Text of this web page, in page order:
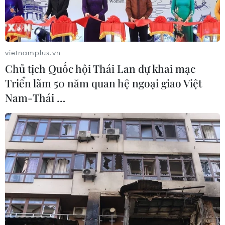
AS Roma thẳng tiến vào bán kết Champions League. (Nguồn:
Getty Images)
AS Roma đã tạo nên cơn địa chấn lớn nhất tại
Champions League mùa này khi giành chiến
vietnamplus.vn
Chủ tịch Quốc hội Thái Lan dự khai mạc
Triển lãm 50 năm quan hệ ngoại giao Việt
Nam-Thái …